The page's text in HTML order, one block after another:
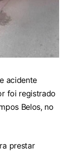
acidente
foi registrado
Belos, no
prestar